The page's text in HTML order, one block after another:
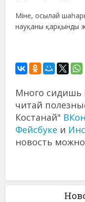
Міне, осылай
науқаны қарқынды
Много сидишь
читай
Костанай"
Фейсбуке и
новость